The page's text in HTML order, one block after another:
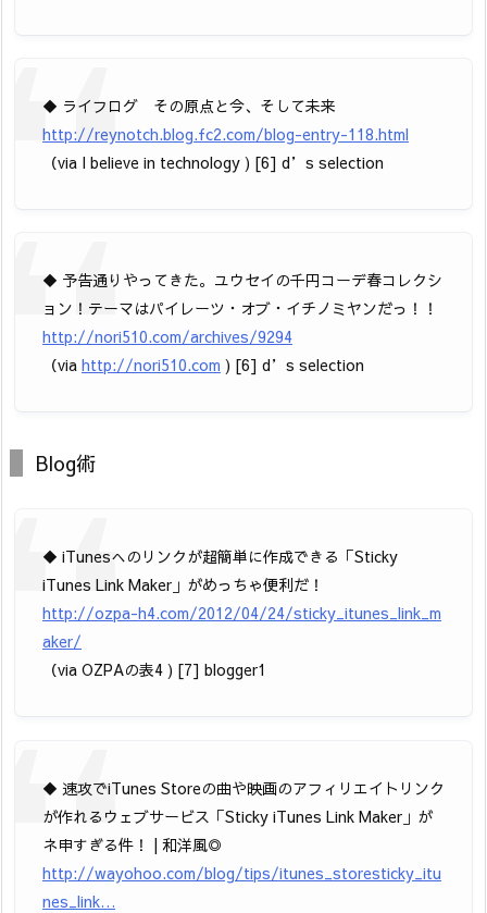
◆ ライフログ その原点と今、そして未来
http://reynotch.blog.fc2.com/blog-entry-118.html
（via I believe in technology ) [6] d’s selection
◆ 予告通りやってきた。ユウセイの千円コーデ春コレクシ
ョン！テーマはパイレーツ・オブ・イチノミヤンだっ！！
http://nori510.com/archives/9294
（via http://nori510.com ) [6] d’s selection
Blog術
◆ iTunesへのリンクが超簡単に作成できる「Sticky
iTunes Link Maker」がめっちゃ便利だ！
http://ozpa-h4.com/2012/04/24/sticky_itunes_link_m
aker/
（via OZPAの表4 ) [7] blogger1
◆ 速攻でiTunes Storeの曲や映画のアフィリエイトリンク
が作れるウェブサービス「Sticky iTunes Link Maker」が
ネ申すぎる件！ | 和洋風◎
http://wayohoo.com/blog/tips/itunes_storesticky_itu
nes_link…